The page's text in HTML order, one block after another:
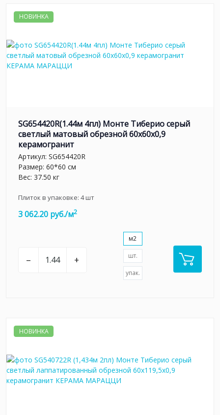
НОВИНКА
SG654420R(1.44м 4пл) Монте Тиберио серый
светлый матовый обрезной 60x60x0,9
керамогранит
Артикул: SG654420R
Размер: 60*60 см
Вес: 37.50 кг
Плиток в упаковке: 4шт
3 062.20 руб./м2
– +
м2
шт.
упак.
НОВИНКА